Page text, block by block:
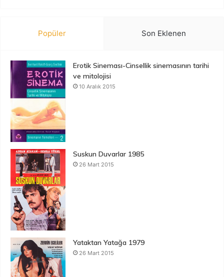
Popüler Son Eklenen
Erotik Sineması-Cinsellik sinemasının tarihi
ve mitolojisi
10 Aralık 2015
Suskun Duvarlar 1985
26 Mart 2015
Yataktan Yatağa 1979
26 Mart 2015